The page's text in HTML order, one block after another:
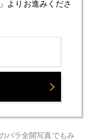
バラ全開写真でもみ
よりお進みくださ